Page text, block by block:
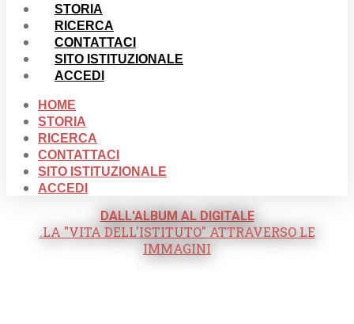
STORIA
RICERCA
CONTATTACI
SITO ISTITUZIONALE
ACCEDI
HOME
STORIA
RICERCA
CONTATTACI
SITO ISTITUZIONALE
ACCEDI
DALL'ALBUM AL DIGITALE
.LA "VITA DELL'ISTITUTO" ATTRAVERSO LE
IMMAGINI